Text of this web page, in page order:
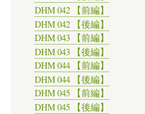
DHM 042 【前編】
DHM 042 【後編】
DHM 043 【前編】
DHM 043 【後編】
DHM 044 【前編】
DHM 044 【後編】
DHM 045 【前編】
DHM 045 【後編】